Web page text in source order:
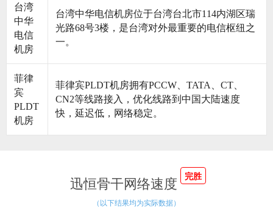
台湾
中华
电信
机房
台湾中华电信机房位于台湾台北市114内湖区瑞
光路68号3楼，是台湾对外最重要的电信枢纽之
一。
菲律
宾
PLDT
机房
菲律宾PLDT机房拥有PCCW、TATA、CT、
CN2等线路接入，优化线路到中国大陆速度
快，延迟低，网络稳定。
迅恒骨干网络速度 完胜
（以下结果均为实际数据）